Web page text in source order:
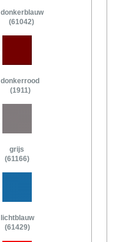
donkerblauw
(61042)
donkerrood
(1911)
grijs
(61166)
lichtblauw
(61429)